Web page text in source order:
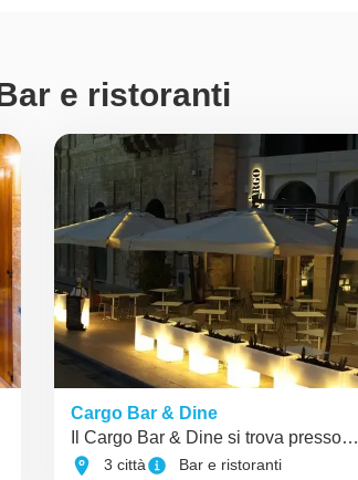
e ristoranti
Cargo Bar & Dine
Il Cargo Bar & Dine si trova presso…
3 città Bar e ristoranti